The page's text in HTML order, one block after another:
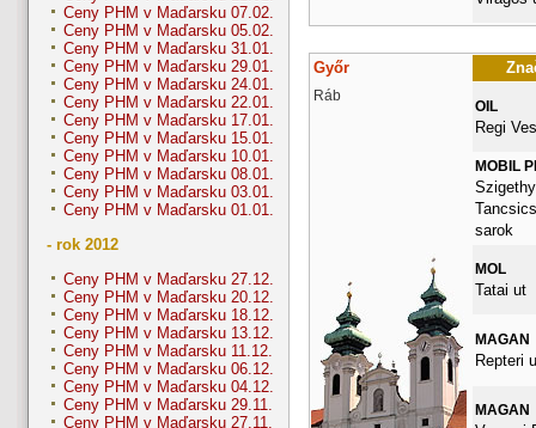
Ceny PHM v Maďarsku 07.02.
Ceny PHM v Maďarsku 05.02.
Ceny PHM v Maďarsku 31.01.
Ceny PHM v Maďarsku 29.01.
Ceny PHM v Maďarsku 24.01.
Ceny PHM v Maďarsku 22.01.
Ceny PHM v Maďarsku 17.01.
Ceny PHM v Maďarsku 15.01.
Ceny PHM v Maďarsku 10.01.
Ceny PHM v Maďarsku 08.01.
Ceny PHM v Maďarsku 03.01.
Ceny PHM v Maďarsku 01.01.
- rok 2012
Ceny PHM v Maďarsku 27.12.
Ceny PHM v Maďarsku 20.12.
Ceny PHM v Maďarsku 18.12.
Ceny PHM v Maďarsku 13.12.
Ceny PHM v Maďarsku 11.12.
Ceny PHM v Maďarsku 06.12.
Ceny PHM v Maďarsku 04.12.
Ceny PHM v Maďarsku 29.11.
Ceny PHM v Maďarsku 27.11.
Győr
Ráb
OIL
Regi
MOBIL
sarok
MOL
Tatai ut
MAGAN
Repteri
MAGAN